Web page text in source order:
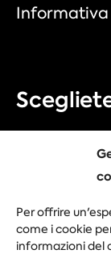
Per offrire
come i cookie
informazioni del
Festival